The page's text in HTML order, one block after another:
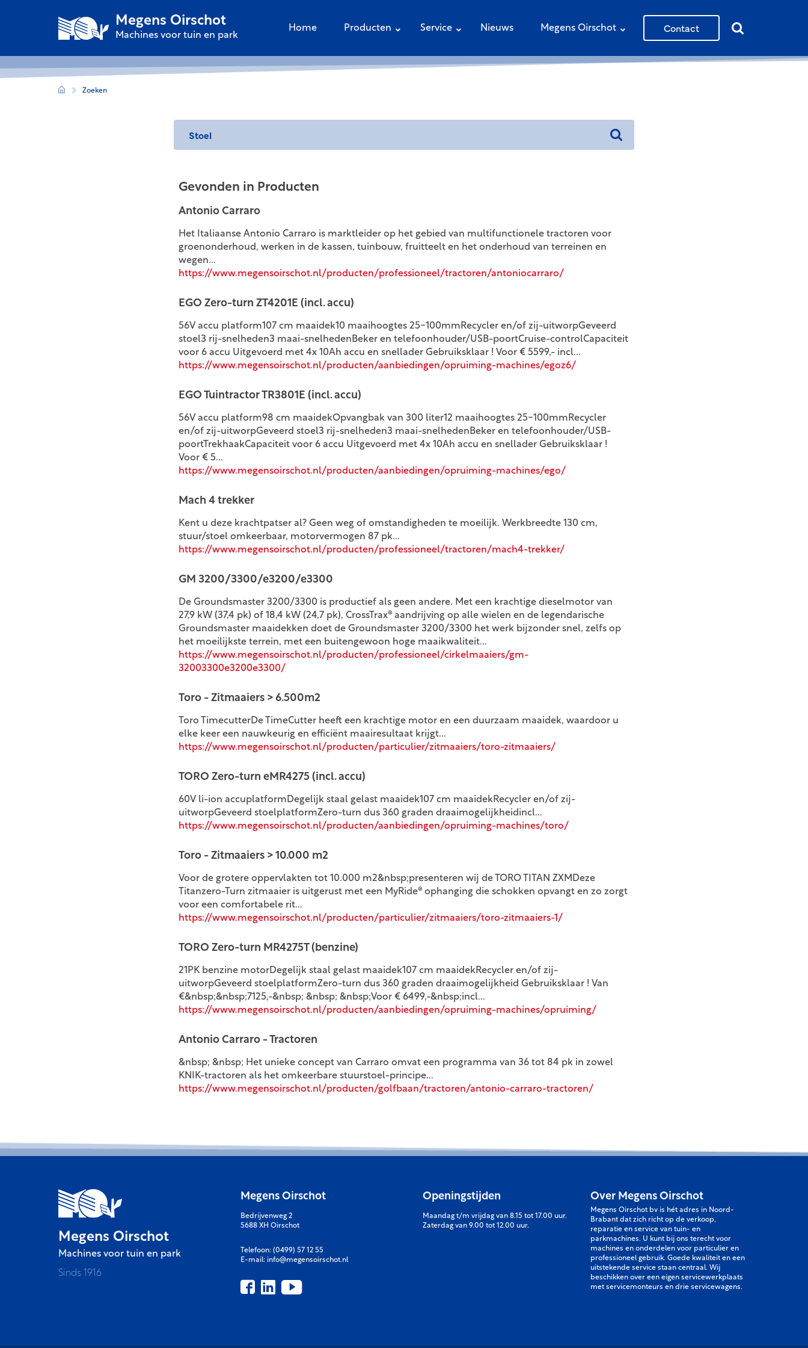
Megens Oirschot
Machines voor tuin en park
Home Producten Service Nieuws Megens Oirschot Contact
Zoeken
Gevonden in Producten
Antonio Carraro
Het Italiaanse Antonio Carraro is marktleider op het gebied van multifunctionele tractoren voor
groenonderhoud, werken in de kassen, tuinbouw, fruitteelt en het onderhoud van terreinen en
wegen...
https://www.megensoirschot.nl/producten/professioneel/tractoren/antoniocarraro/
EGO Zero-turn ZT4201E (incl. accu)
56V accu platform107 cm maaidek10 maaihoogtes 25-100mmRecycler en/of zij-uitworpGeveerd
stoel3 rij-snelheden3 maai-snelhedenBeker en telefoonhouder/USB-poortCruise-controlCapaciteit
voor 6 accu Uitgevoerd met 4x 10Ah accu en snellader Gebruiksklaar ! Voor € 5599,- incl...
https://www.megensoirschot.nl/producten/aanbiedingen/opruiming-machines/egoz6/
EGO Tuintractor TR3801E (incl. accu)
56V accu platform98 cm maaidekOpvangbak van 300 liter12 maaihoogtes 25-100mmRecycler
en/of zij-uitworpGeveerd stoel3 rij-snelheden3 maai-snelhedenBeker en telefoonhouder/USB-
poortTrekhaakCapaciteit voor 6 accu Uitgevoerd met 4x 10Ah accu en snellader Gebruiksklaar !
Voor € 5...
https://www.megensoirschot.nl/producten/aanbiedingen/opruiming-machines/ego/
Mach 4 trekker
Kent u deze krachtpatser al? Geen weg of omstandigheden te moeilijk. Werkbreedte 130 cm,
stuur/stoel omkeerbaar, motorvermogen 87 pk...
https://www.megensoirschot.nl/producten/professioneel/tractoren/mach4-trekker/
GM 3200/3300/e3200/e3300
De Groundsmaster 3200/3300 is productief als geen andere. Met een krachtige dieselmotor van
27,9 kW (37,4 pk) of 18,4 kW (24,7 pk), CrossTrax® aandrijving op alle wielen en de legendarische
Groundsmaster maaidekken doet de Groundsmaster 3200/3300 het werk bijzonder snel, zelfs op
het moeilijkste terrein, met een buitengewoon hoge maaikwaliteit...
https://www.megensoirschot.nl/producten/professioneel/cirkelmaaiers/gm-
32003300e3200e3300/
Toro - Zitmaaiers > 6.500m2
Toro TimecutterDe TimeCutter heeft een krachtige motor en een duurzaam maaidek, waardoor u
elke keer een nauwkeurig en efficiënt maairesultaat krijgt...
https://www.megensoirschot.nl/producten/particulier/zitmaaiers/toro-zitmaaiers/
TORO Zero-turn eMR4275 (incl. accu)
60V li-ion accuplatformDegelijk staal gelast maaidek107 cm maaidekRecycler en/of zij-
uitworpGeveerd stoelplatformZero-turn dus 360 graden draaimogelijkheidincl...
https://www.megensoirschot.nl/producten/aanbiedingen/opruiming-machines/toro/
Toro - Zitmaaiers > 10.000 m2
Voor de grotere oppervlakten tot 10.000 m2&nbsp;presenteren wij de TORO TITAN ZXMDeze
Titanzero-Turn zitmaaier is uitgerust met een MyRide® ophanging die schokken opvangt en zo zorgt
voor een comfortabele rit...
https://www.megensoirschot.nl/producten/particulier/zitmaaiers/toro-zitmaaiers-1/
TORO Zero-turn MR4275T (benzine)
21PK benzine motorDegelijk staal gelast maaidek107 cm maaidekRecycler en/of zij-
uitworpGeveerd stoelplatformZero-turn dus 360 graden draaimogelijkheid Gebruiksklaar ! Van
€&nbsp;&nbsp;7125,-&nbsp; &nbsp; &nbsp;Voor € 6499,-&nbsp;incl...
https://www.megensoirschot.nl/producten/aanbiedingen/opruiming-machines/opruiming/
Antonio Carraro - Tractoren
&nbsp; &nbsp; Het unieke concept van Carraro omvat een programma van 36 tot 84 pk in zowel
KNIK-tractoren als het omkeerbare stuurstoel-principe...
https://www.megensoirschot.nl/producten/golfbaan/tractoren/antonio-carraro-tractoren/
Megens Oirschot
Machines voor tuin en park
Sinds 1916
Megens Oirschot
Bedrijvenweg 2
5688 XH Oirschot
Telefoon: (0499) 57 12 55
E-mail: info@megensoirschot.nl
Openingstijden
Maandag t/m vrijdag van 8.15 tot 17.00 uur.
Zaterdag van 9.00 tot 12.00 uur.
Over Megens Oirschot
Megens Oirschot bv is hét adres in Noord-
Brabant dat zich richt op de verkoop,
reparatie en service van tuin- en
parkmachines. U kunt bij ons terecht voor
machines en onderdelen voor particulier en
professioneel gebruik. Goede kwaliteit en een
uitstekende service staan centraal. Wij
beschikken over een eigen servicewerkplaats
met servicemonteurs en drie servicewagens.